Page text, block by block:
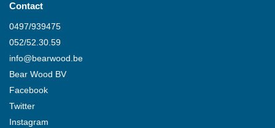
Contact
0497/939475
052/52.30.59
info@bearwood.be
Bear Wood BV
Facebook
Twitter
Instagram